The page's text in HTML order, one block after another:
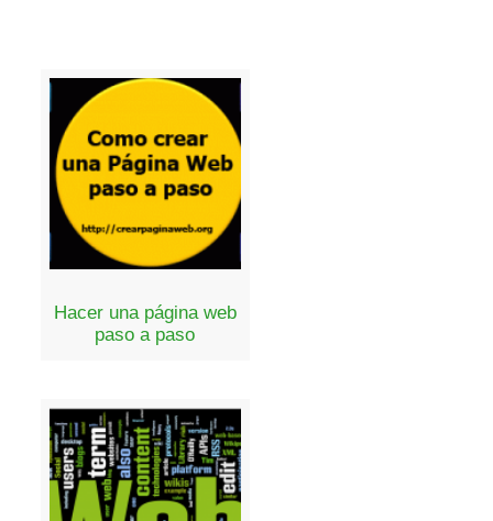
Hacer una página web
paso a paso